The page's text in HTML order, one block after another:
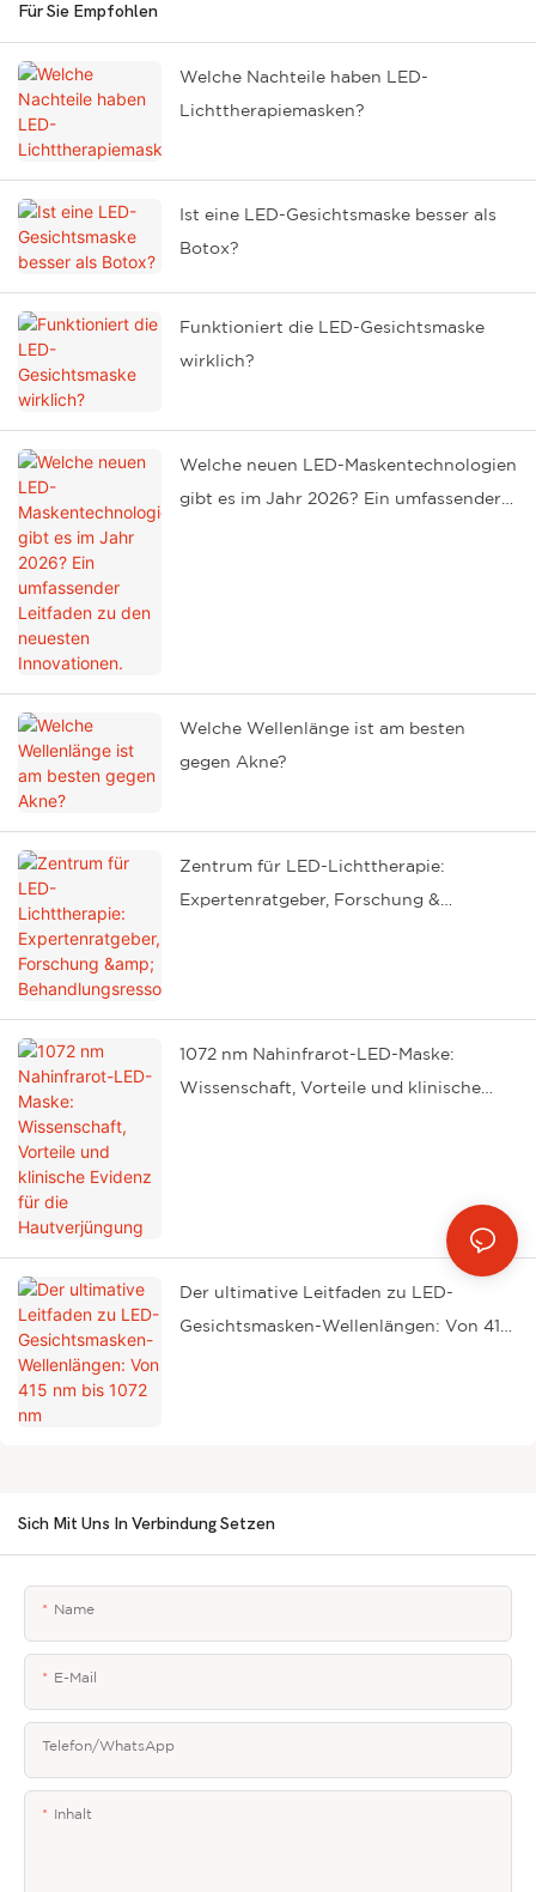
Für Sie Empfohlen
Welche Nachteile haben LED-
Lichttherapiemasken?
Ist eine LED-Gesichtsmaske besser als
Botox?
Funktioniert die LED-Gesichtsmaske
wirklich?
Welche neuen LED-Maskentechnologien
gibt es im Jahr 2026? Ein umfassender
Welche Wellenlänge ist am besten
gegen Akne?
Zentrum für LED-Lichttherapie:
Expertenratgeber, Forschung &
1072 nm Nahinfrarot-LED-Maske:
Wissenschaft, Vorteile und klinische
Der ultimative Leitfaden zu LED-
Gesichtsmasken-Wellenlängen: Von 415
Sich Mit Uns In Verbindung Setzen
Name
E-Mail
Telefon/WhatsApp
Inhalt